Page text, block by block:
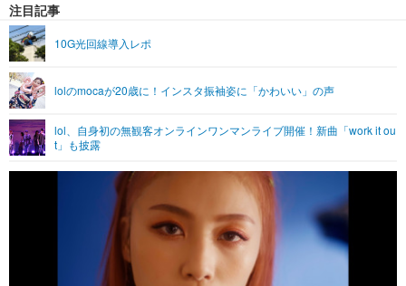
音楽 スポーツ
グラビア ブログ
ライフ
ペット ショッピング
その他
リリース一覧
プッシュ通知の停止方法
注目記事
10G光回線導入レポ
lolのmocaが20歳に！インスタ振袖姿に「かわいい」の声
lol、自身初の無観客オンラインワンマンライブ開催！新曲「work it ou
t」も披露